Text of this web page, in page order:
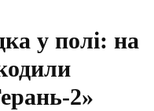
у полі: на
2»